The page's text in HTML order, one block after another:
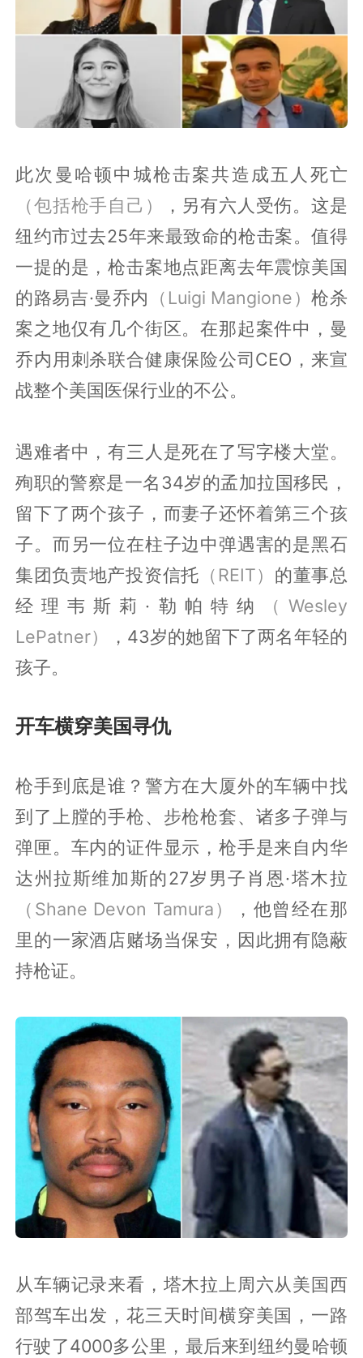
此次曼哈顿中城枪击案共造成五人死亡
（包括枪手自己）
，另有六人受伤。这是
纽约市过去25年来最致命的枪击案。值得
一提的是，枪击案地点距离去年震惊美国
的路易吉·曼乔内
（Luigi Mangione）枪杀
案之地仅有几个街区。在那起案件中，曼
乔内用刺杀联合健康保险公司CEO，来宣
战整个美国医保行业的不公。
遇难者中，有三人是死在了写字楼大堂。
殉职的警察是一名34岁的孟加拉国移民，
留下了两个孩子，而妻子还怀着第三个孩
子。而另一位在柱子边中弹遇害的是黑石
集团负责地产投资信托 （REIT） 的董事总
经理韦斯莉·勒帕特纳
（Wesley
LePatner）
，43岁的她留下了两名年轻的
孩子。
开车横穿美国寻仇
枪手到底是谁？警方在大厦外的车辆中找
到了上膛的手枪、步枪枪套、诸多子弹与
弹匣。车内的证件显示，枪手是来自内华
达州拉斯维加斯的27岁男子肖恩·塔木拉
（Shane Devon Tamura）
，他曾经在那
里的一家酒店赌场当保安，因此拥有隐蔽
持枪证。
从车辆记录来看，塔木拉上周六从美国西
部驾车出发，花三天时间横穿美国，一路
行驶了4000多公里，最后来到纽约曼哈顿